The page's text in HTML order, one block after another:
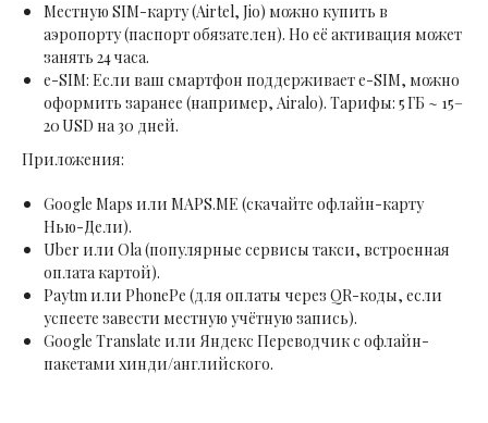
Местную SIM-карту (Airtel, Jio) можно купить в
аэропорту (паспорт обязателен). Но её активация может
занять 24 часа.
e-SIM: Если ваш смартфон поддерживает e-SIM, можно
оформить заранее (например, Airalo). Тарифы: 5 ГБ ~ 15–
20 USD на 30 дней.
Приложения:
Google Maps или MAPS.ME (скачайте офлайн-карту
Нью-Дели).
Uber или Ola (популярные сервисы такси, встроенная
оплата картой).
Paytm или PhonePe (для оплаты через QR-коды, если
успеете завести местную учётную запись).
Google Translate или Яндекс Переводчик с офлайн-
пакетами хинди/английского.